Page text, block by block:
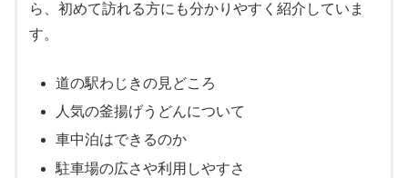
ら、初めて訪れる方にも分かりやすく紹介していま
す。
道の駅わじきの見どころ
人気の釜揚げうどんについて
車中泊はできるのか
駐車場の広さや利用しやすさ